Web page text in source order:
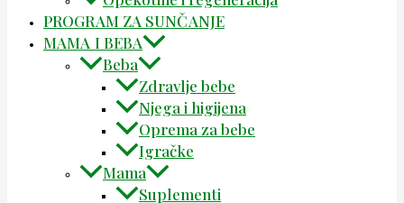
PROGRAM ZA SUNČANJE
MAMA I BEBA
Beba
Zdravlje bebe
Njega i higijena
Oprema za bebe
Igračke
Mama
Suplementi